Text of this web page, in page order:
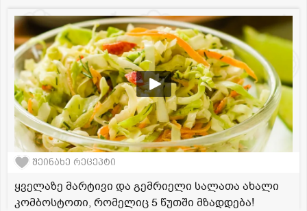
შეინახე რეცეპტი
ყველაზე მარტივი და გემრიელი სალათა ახალი
კომბოსტოთი, რომელიც 5 წუთში მზადდება!